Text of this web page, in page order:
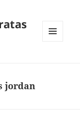
jordan